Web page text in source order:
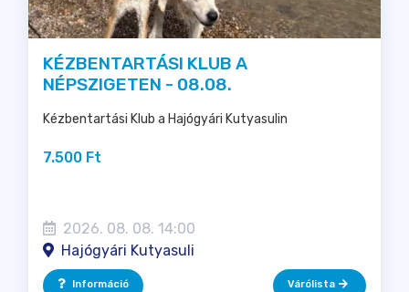
KÉZBENTARTÁSI KLUB A
NÉPSZIGETEN - 08.08.
Kézbentartási Klub a Hajógyári Kutyasulin
7.500 Ft
2026. 08. 08. 14:00
Hajógyári Kutyasuli
Információ Várólista